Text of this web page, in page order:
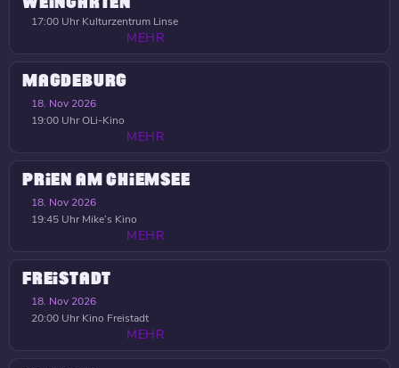
17:00 Uhr Kulturzentrum Linse
MEHR
MAGDEBURG
18. Nov 2026
19:00 UhrOLi-Kino
MEHR
PRIEN AM CHIEMSEE
18. Nov 2026
19:45 Uhr Mike’s Kino
MEHR
FREISTADT
18. Nov 2026
20:00 Uhr Kino Freistadt
MEHR